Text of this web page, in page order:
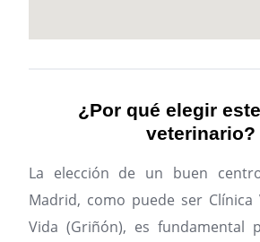
¿Por qué elegir
veterinario?
La elección de un buen
Madrid, como puede ser Clínica
Vida (Griñón), es fundamental